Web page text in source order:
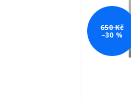
650 Kč
–30 %